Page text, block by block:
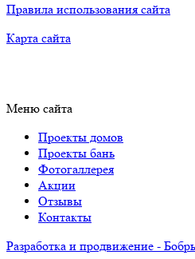
Правила использования сайта
Карта сайта
Меню сайта
Проекты домов
Проекты бань
Фотогаллерея
Акции
Отзывы
Контакты
Разработка и продвижение -